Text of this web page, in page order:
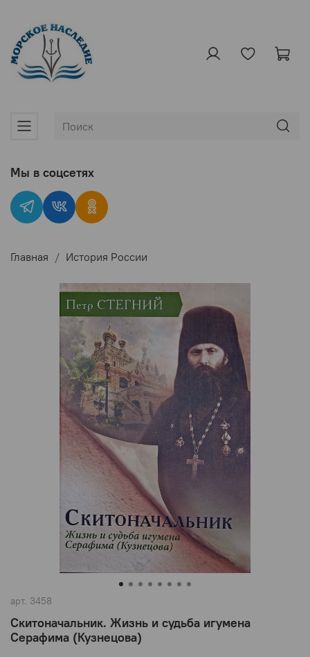
Главная История России
арт. 3458
Скитоначальник. Жизнь и судьба игумена
Серафима (Кузнецова)
Мы в соцсетях